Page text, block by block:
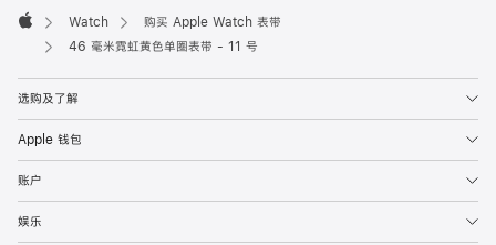
Apple
Watch
购买 Apple Watch 表带
46 毫米霓虹黄色单圈表带 - 11 号
选购及了解
Apple 钱包
账户
娱乐